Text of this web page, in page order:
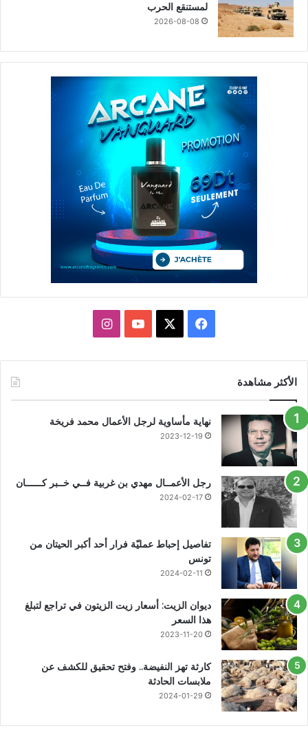
لمستنقع الحرب
2026-08-08
فيسبوك يوتيوبانستقرام
الأكثر مشاهدة
نهاية مأساوية لرجل الأعمال محمد فريخة
2023-12-19
رجل الأعمــال مهدي بن غربية فــي خــبر كــــــان
2024-02-17
تفاصيل إحباط عمليّة فرار أحد أكبر الحيتان من
تونس
2024-02-11
ديوان الزيت: أسعار زيت الزيتون في تراجع لتبلغ
هذا السعر
2023-11-20
كارثة تهز النفيضة.. وفتح تحقيق للكشف عن
ملابسات الحادثة
2024-01-29